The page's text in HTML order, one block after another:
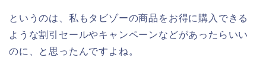
というのは、私もタビゾーの商品をお得に購入できる
ような割引セールやキャンペーンなどがあったらいい
のに、と思ったんですよね。